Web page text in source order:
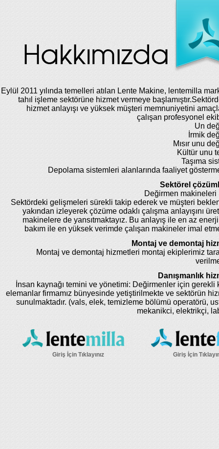
Eylül 2011 yılında temelleri atılan Lente Makine, lentemilla
tahıl işleme sektörüne hizmet vermeye
hizmet anlayışı ve yüksek müşteri memnuniyetini
çalışan profesyonel
Un
İrmik
Mısır unu
Kültür unu
Taşıma
Depolama sistemleri alanlarında faaliyet
Sektörel
Değirmen makineleri
Sektördeki gelişmeleri sürekli takip ederek ve müşteri
yakından izleyerek çözüme odaklı çalışma anlayışını
makinelere de yansıtmaktayız. Bu anlayış ile en az
bakım ile en yüksek verimde çalışan makineler imal
Montaj ve demontaj
Montaj ve demontaj hizmetleri montaj ekiplerimiz
Danışmanlık
İnsan kaynağı temini ve yönetimi: Değirmenler için gerekli
elemanlar firmamız bünyesinde yetiştirilmekte ve sektörün
sunulmaktadır. (vals, elek, temizleme bölümü operatörü,
mekanikci, elektrikçi,
Giriş İçin Tıklayınız Giriş İçin